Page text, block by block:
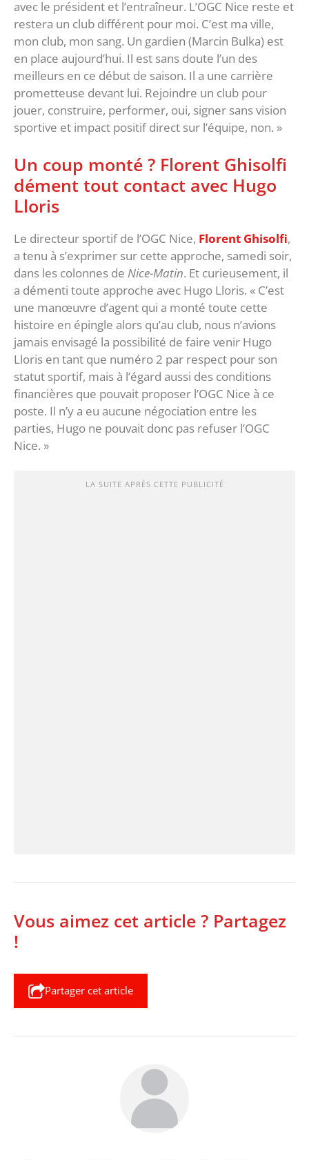
avec le président et l’entraîneur. L’OGC Nice reste et
restera un club différent pour moi. C’est ma ville,
mon club, mon sang. Un gardien (Marcin Bulka) est
en place aujourd’hui. Il est sans doute l’un des
meilleurs en ce début de saison. Il a une carrière
prometteuse devant lui. Rejoindre un club pour
jouer, construire, performer, oui, signer sans vision
sportive et impact positif direct sur l’équipe, non. »
Un coup monté ? Florent Ghisolfi
dément tout contact avec Hugo
Lloris
Le directeur sportif de l’OGC Nice, Florent Ghisolfi,
a tenu à s’exprimer sur cette approche, samedi soir,
dans les colonnes de Nice-Matin. Et curieusement, il
a démenti toute approche avec Hugo Lloris. « C’est
une manœuvre d’agent qui a monté toute cette
histoire en épingle alors qu’au club, nous n’avions
jamais envisagé la possibilité de faire venir Hugo
Lloris en tant que numéro 2 par respect pour son
statut sportif, mais à l’égard aussi des conditions
financières que pouvait proposer l’OGC Nice à ce
poste. Il n’y a eu aucune négociation entre les
parties, Hugo ne pouvait donc pas refuser l’OGC
Nice. »
LA SUITE APRÈS CETTE PUBLICITÉ
Vous aimez cet article ? Partagez
!
Partager cet article